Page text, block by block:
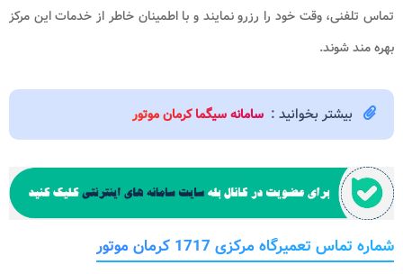
تماس تلفنی، وقت خود را رزرو نمایند و با اطمینان خاطر از خدمات این مرکز
بهره مند شوند.
بیشتر بخوانید : سامانه سیگما کرمان موتور
شماره تماس تعمیرگاه مرکزی 1717 کرمان موتور